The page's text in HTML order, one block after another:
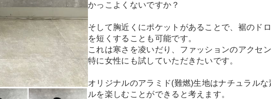
かっこよくないですか？
そして胸近くにポケットがあることで、裾のド
を短くすることも可能です。
これは寒さを凌いだり、ファッションのアクセ
特に女性にも試していただきたいです。
オリジナルのアラミド(難燃)生地はナチュラル
ルを楽しむことができると考えます。